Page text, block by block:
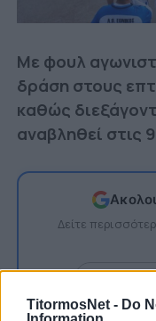
TitormosNet - Do
Με φουλ
δράση στους
καθώς
αναβληθεί στις
Δείτε